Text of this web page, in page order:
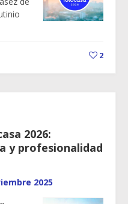
2
2026:
y profesionalidad
2025